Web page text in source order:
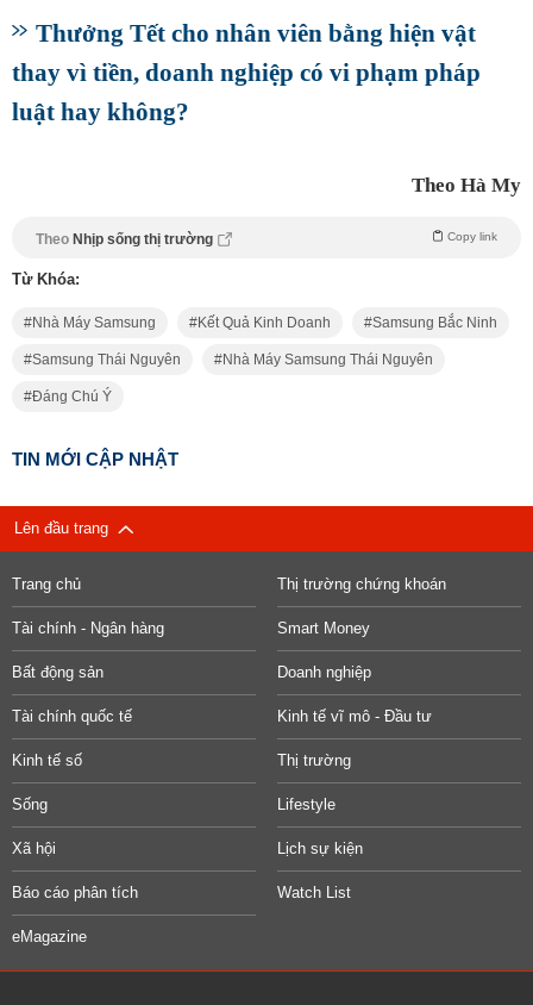
Thưởng Tết cho nhân viên bằng hiện vật
thay vì tiền, doanh nghiệp có vi phạm pháp
luật hay không?
Theo Hà My
Theo Nhịp sống thị trường Copy link
Từ Khóa:
Nhà Máy Samsung Kết Quả Kinh Doanh Samsung Bắc Ninh
Samsung Thái Nguyên Nhà Máy Samsung Thái Nguyên
Đáng Chú Ý
TIN MỚI CẬP NHẬT
Lên đầu trang
Trang chủ Thị trường chứng khoán
Tài chính - Ngân hàng Smart Money
Bất động sản Doanh nghiệp
Tài chính quốc tế Kinh tế vĩ mô - Đầu tư
Kinh tế số Thị trường
Sống Lifestyle
Xã hội Lịch sự kiện
Báo cáo phân tích Watch List
eMagazine